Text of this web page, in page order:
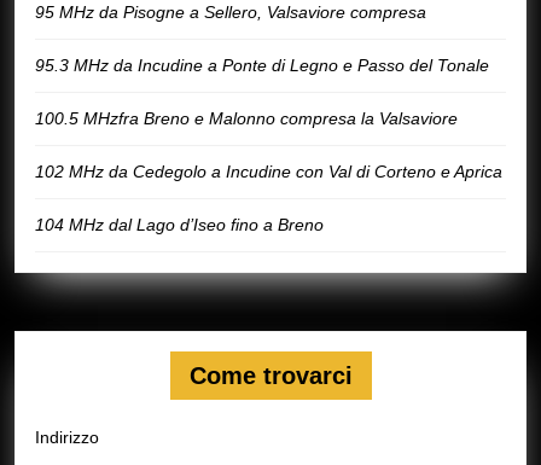
95 MHz da Pisogne a Sellero, Valsaviore compresa
95.3 MHz da Incudine a Ponte di Legno e Passo del Tonale
100.5 MHzfra Breno e Malonno compresa la Valsaviore
102 MHz da Cedegolo a Incudine con Val di Corteno e Aprica
104 MHz dal Lago d’Iseo fino a Breno
Come trovarci
Indirizzo